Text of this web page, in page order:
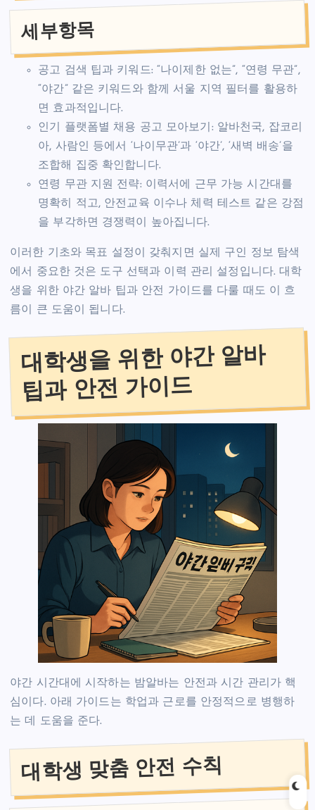
세부항목
공고 검색 팁과 키워드: “나이제한 없는”, “연령 무관”,
“야간” 같은 키워드와 함께 서울 지역 필터를 활용하
면 효과적입니다.
인기 플랫폼별 채용 공고 모아보기: 알바천국, 잡코리
아, 사람인 등에서 ‘나이무관’과 ‘야간’, ‘새벽 배송’을
조합해 집중 확인합니다.
연령 무관 지원 전략: 이력서에 근무 가능 시간대를
명확히 적고, 안전교육 이수나 체력 테스트 같은 강점
을 부각하면 경쟁력이 높아집니다.
이러한 기초와 목표 설정이 갖춰지면 실제 구인 정보 탐색
에서 중요한 것은 도구 선택과 이력 관리 설정입니다. 대학
생을 위한 야간 알바 팁과 안전 가이드를 다룰 때도 이 흐
름이 큰 도움이 됩니다.
대학생을 위한 야간 알바
팁과 안전 가이드
야간 시간대에 시작하는 밤알바는 안전과 시간 관리가 핵
심이다. 아래 가이드는 학업과 근로를 안정적으로 병행하
는 데 도움을 준다.
대학생 맞춤 안전 수칙